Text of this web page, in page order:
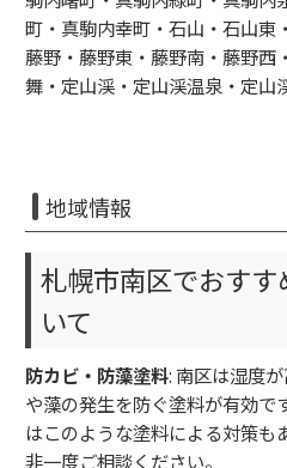
町・真駒内幸町・石山・石山東
藤野・藤野東・藤野南・藤野西
舞・定山渓・定山渓温泉・定山
地域情報
札幌市南区でおす
いて
防カビ・防藻塗料: 南区は湿度
や藻の発生を防ぐ塗料が有効で
はこのような塗料による対策も
非一度ご相談ください。